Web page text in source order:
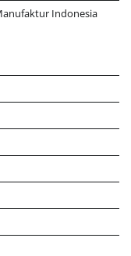
Indonesia